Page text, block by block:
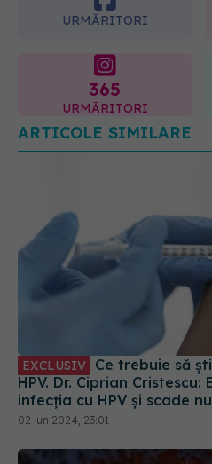
URMĂRITORI
365
URMĂRITORI
ARTICOLE SIMILARE
EXCLUSIV
HPV. Dr. Ciprian
infecția cu HPV și scade
cancer de col uterin
02 iun 2024, 23:01